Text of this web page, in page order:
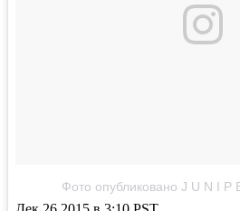
Фото опубликовано J U N I P